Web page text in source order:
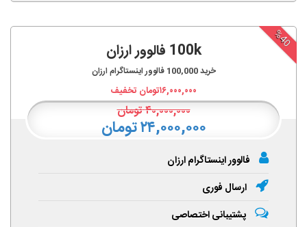
%40
100k فالوور ارزان
خرید100,000 فالوور اینستاگرام ارزان
۱۶,۰۰۰,۰۰۰تومان تخفیف
۴۰,۰۰۰,۰۰۰تومان
۲۴,۰۰۰,۰۰۰ تومان
فالوور اینستاگرام ارزان
ارسال فوری
پشتیبانی اختصاصی